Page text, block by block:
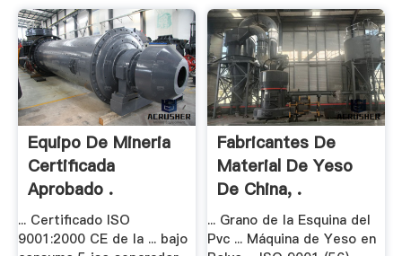
Equipo De Mineria
Certificada
Aprobado .
... Certificado ISO
9001:2000 CE de la ... bajo
Fabricantes De
Material De Yeso
De China, .
... Grano de la Esquina del
Pvc ... Máquina de Yeso en